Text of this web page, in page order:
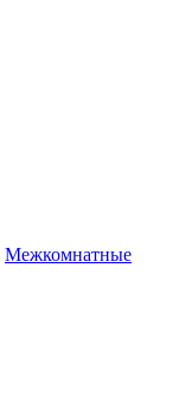
Межкомнатные